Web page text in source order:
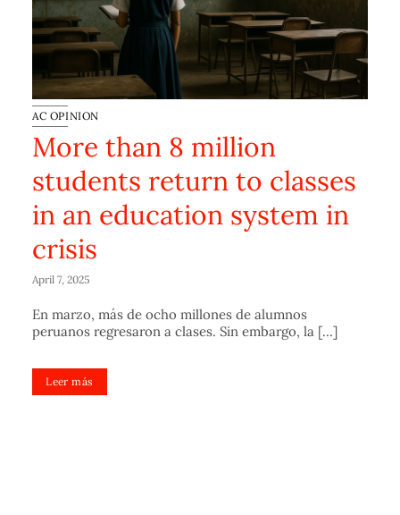
AC OPINION
More than 8 million
students return to classes
in an education system in
crisis
April 7, 2025
En marzo, más de ocho millones de alumnos
peruanos regresaron a clases. Sin embargo, la [...]
Leer más